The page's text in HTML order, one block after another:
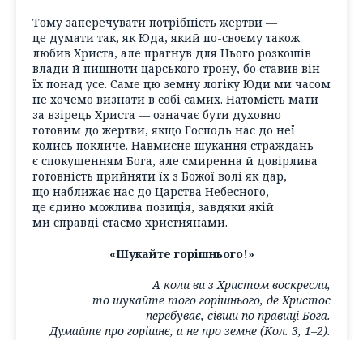
Тому заперечувати потрібність жертви —
це думати так, як Юда, який по-своєму також
любив Христа, але прагнув для Нього розкошів
влади й пишноти царського трону, бо ставив він
їх понад усе. Саме цю земну логіку Юди ми часом
не хочемо визнати в собі самих. Натомість мати
за взірець Христа — означає бути духовно
готовим до жертви, якщо Господь нас до неї
колись покличе. Навмисне шукання страждань
є спокушенням Бога, але смиренна й довірлива
готовність прийняти їх з Божої волі як дар,
що наближає нас до Царства Небесного, —
це єдино можлива позиція, завдяки якій
ми справді стаємо християнами.
«Шукайте горішнього!»
А коли ви з Христом воскресли,
то шукайте того горішнього, де Христос
перебуває, сівши по правиці Бога.
Думайте про горішнє, а не про земне (Кол. 3, 1–2).